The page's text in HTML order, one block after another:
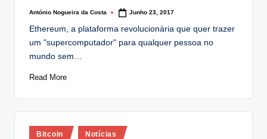
Posted
António Nogueira da Costa Junho 23, 2017
Ethereum, a plataforma revolucionária que quer trazer
um "supercomputador" para qualquer pessoa no
mundo sem…
Read More
Posted
Bitcoin Notícias